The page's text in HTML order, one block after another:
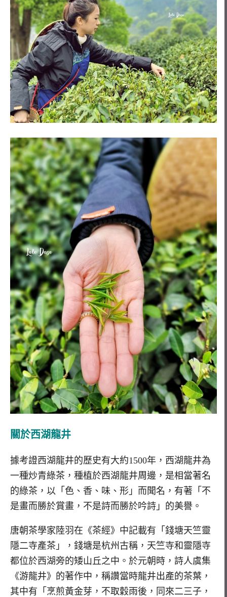
關於西湖龍井
據考證西湖龍井的歷史有大約1500年，西湖龍井為
一種炒青綠茶，種植於西湖龍井周邊，是相當著名
的綠茶，以「色、香、味、形」而聞名，有著「不
是畫而勝於賞畫，不是詩而勝於吟詩」的美譽。
唐朝茶學家陸羽在《茶經》中記載有「錢塘天竺靈
隱二寺產茶」，錢塘是杭州古稱，天竺寺和靈隱寺
都位於西湖旁的矮山丘之中。於元朝時，詩人虞集
《游龍井》的著作中，稱讚當時龍井出產的茶葉，
其中有「烹煎黃金芽，不取穀雨後，同來二三子，